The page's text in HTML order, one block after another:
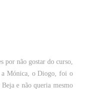
por não gostar do curso,
a Mónica, o Diogo, foi o
e não queria mesmo